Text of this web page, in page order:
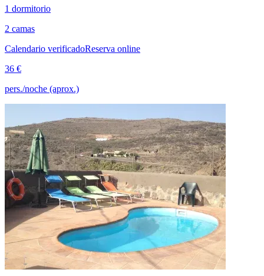
1 dormitorio
2 camas
Calendario verificadoReserva online
36 €
pers./noche (aprox.)